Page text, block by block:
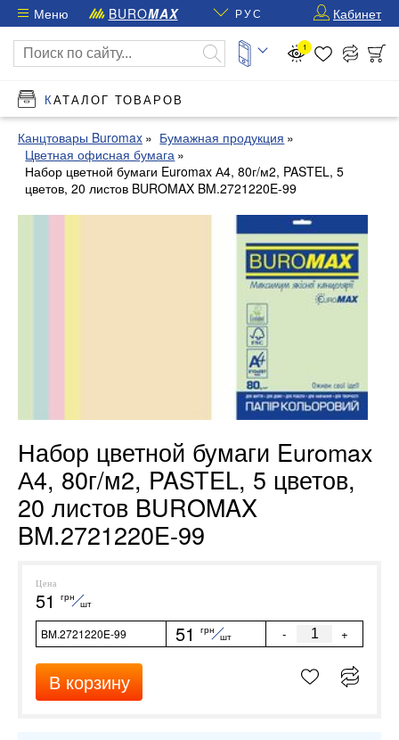
Меню BUROMAX РУС Кабинет
1
КАТАЛОГ ТОВАРОВ
Канцтовары Buromax
Бумажная продукция
Цветная офисная бумага
Набор цветной бумаги Euromax А4, 80г/м2, PASTEL, 5
цветов, 20 листов BUROMAX BM.2721220E-99
Набор цветной бумаги Euromax
А4, 80г/м2, PASTEL, 5 цветов,
20 листов BUROMAX
BM.2721220E-99
Цена
51 грн
шт
BM.2721220E-99 51 грн
шт - +
В корзину